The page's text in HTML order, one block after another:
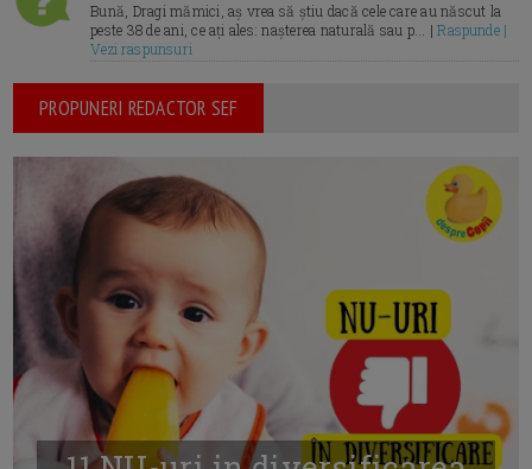
Bună, Dragi mămici, aș vrea să știu dacă cele care au născut la
peste 38 de ani, ce ați ales: nașterea naturală sau p... |Raspunde |
Vezi raspunsuri
PROPUNERI REDACTOR SEF